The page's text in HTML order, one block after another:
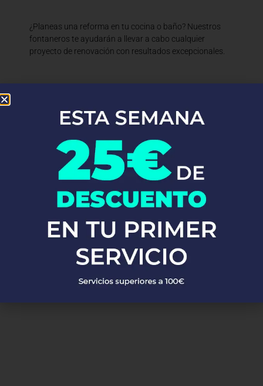
¿Planeas una reforma en tu cocina o baño? Nuestros
fontaneros te ayudarán a llevar a cabo cualquier
proyecto de renovación con resultados excepcionales.
En Fontaneros 24h Tomares, brindamos una completa gama de
sea una emergencia o un mantenimiento rutinario, estamos
disponibles para asistirte las 24 horas del día, los 7 días de la
semana. A continuación, te mostramos algunos de nuestros
servicios más populares:
PEDIR PRESUPUESTO